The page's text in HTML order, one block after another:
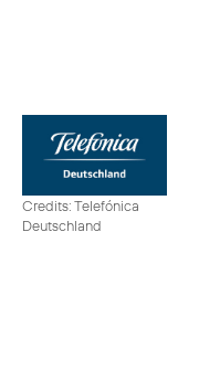
Credits: Telefónica
Deutschland